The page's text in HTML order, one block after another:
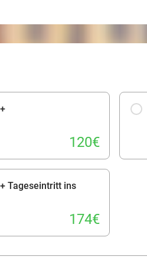
120€
Tageseintritt ins
174€